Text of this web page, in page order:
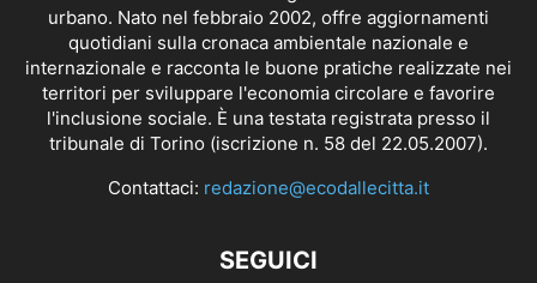
urbano. Nato nel febbraio 2002, offre aggiornamenti
quotidiani sulla cronaca ambientale nazionale e
internazionale e racconta le buone pratiche realizzate nei
territori per sviluppare l'economia circolare e favorire
l'inclusione sociale. È una testata registrata presso il
tribunale di Torino (iscrizione n. 58 del 22.05.2007).
Contattaci: redazione@ecodallecitta.it
SEGUICI